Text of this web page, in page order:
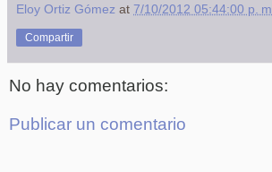
Eloy Ortiz Gómez at 7/10/2012 05:44:00 p. m.
Compartir
No hay comentarios:
Publicar un comentario